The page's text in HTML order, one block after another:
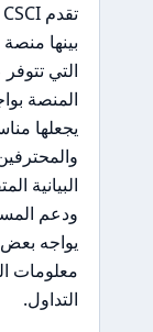
المنصة
يجعلها
البيانية
يواجه
معلومات
التداول.